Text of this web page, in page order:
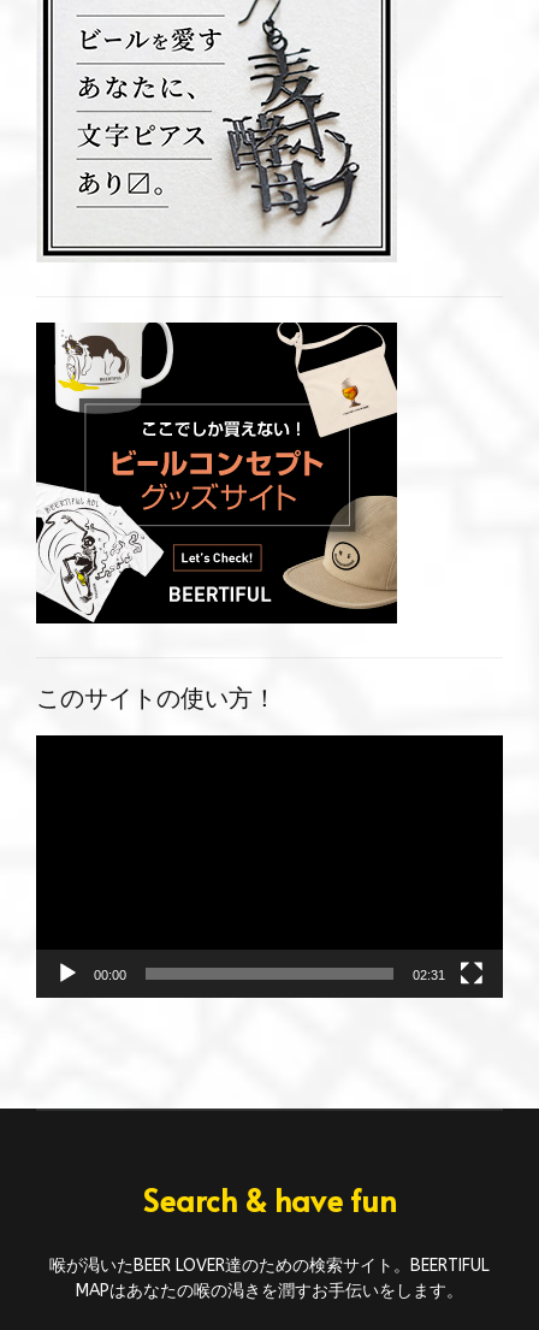
このサイトの使い方！
00:00 02:31
Search & have fun
喉が渇いたBEER LOVER達のための検索サイト。BEERTIFUL
MAPはあなたの喉の渇きを潤すお手伝いをします。